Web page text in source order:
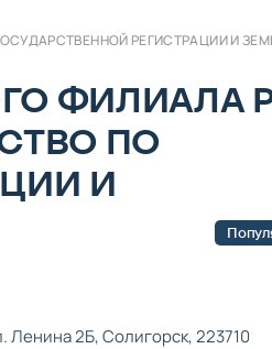
РЕГИСТРАЦИИ И
ФИЛИАЛА
ПО
И
Ленина 2Б, Солигорск, 223710